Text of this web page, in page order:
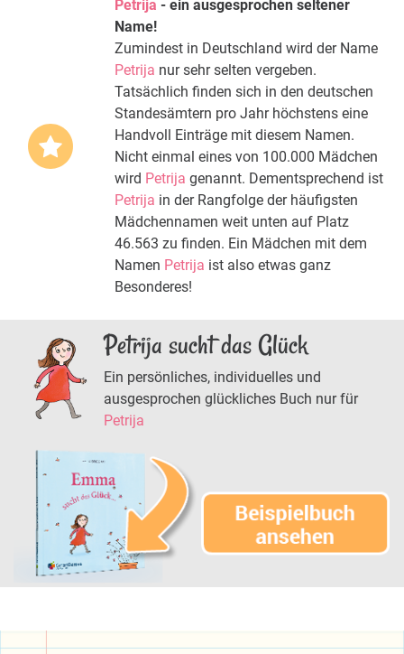
Petrija - ein ausgesprochen seltener
Name!
Zumindest in Deutschland wird der Name
Petrija nur sehr selten vergeben.
Tatsächlich finden sich in den deutschen
Standesämtern pro Jahr höchstens eine
Handvoll Einträge mit diesem Namen.
Nicht einmal eines von 100.000 Mädchen
wird Petrija genannt. Dementsprechend ist
Petrija in der Rangfolge der häufigsten
Mädchennamen weit unten auf Platz
46.563 zu finden. Ein Mädchen mit dem
Namen Petrija ist also etwas ganz
Besonderes!
Petrija sucht das Glück
Ein persönliches, individuelles und
ausgesprochen glückliches Buch nur für
Petrija